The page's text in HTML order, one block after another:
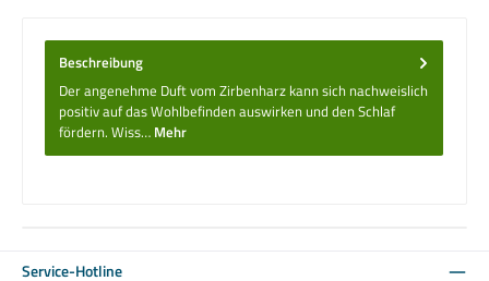
Beschreibung
Der angenehme Duft vom Zirbenharz kann sich nachweislich
positiv auf das Wohlbefinden auswirken und den Schlaf
fördern. Wiss… Mehr
Service-Hotline